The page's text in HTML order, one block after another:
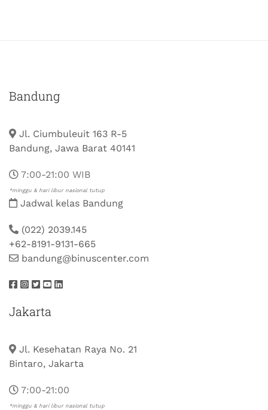
Bandung
Jl. Ciumbuleuit 163 R-5
Bandung, Jawa Barat 40141
7:00-21:00 WIB
*minggu & hari libur nasional tutup
Jadwal kelas Bandung
(022) 2039.145
+62-8191-9131-665
bandung@binuscenter.com
Jakarta
Jl. Kesehatan Raya No. 21
Bintaro, Jakarta
7:00-21:00
*minggu & hari libur nasional tutup